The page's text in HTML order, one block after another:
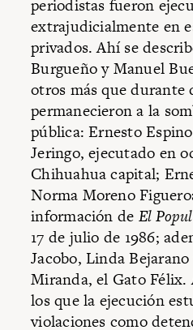
periodistas fueron
extrajudicialmente en
privados. Ahí se
Burgueño y Manuel
otros más que durante
permanecieron a la
pública: Ernesto
Jeringo, ejecutado en
Chihuahua capital;
Norma Moreno
información de El
17 de julio de 1986;
Jacobo, Linda
Miranda, el Gato Félix.
los que la ejecución
violaciones como